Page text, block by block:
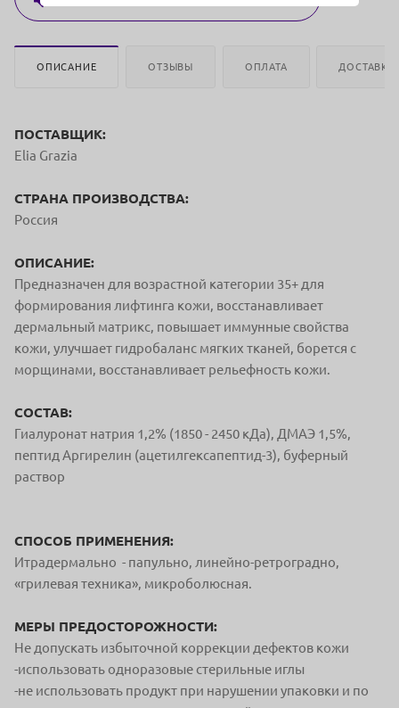
ОПИСАНИЕ ОТЗЫВЫ ОПЛАТА ДОСТАВКА
ПОСТАВЩИК:
Elia Grazia
СТРАНА ПРОИЗВОДСТВА:
Россия
ОПИСАНИЕ:
Предназначен для возрастной категории 35+ для
формирования лифтинга кожи, восстанавливает
дермальный матрикс, повышает иммунные свойства
кожи, улучшает гидробаланс мягких тканей, борется с
морщинами, восстанавливает рельефность кожи.
СОСТАВ:
Гиалуронат натрия 1,2% (1850 - 2450 кДа), ДМАЭ 1,5%,
пептид Аргирелин (ацетилгексапептид-3), буферный
раствор
СПОСОБ ПРИМЕНЕНИЯ:
Итрадермально - папульно, линейно-ретроградно,
«грилевая техника», микроболюсная.
МЕРЫ ПРЕДОСТОРОЖНОСТИ:
Не допускать избыточной коррекции дефектов кожи
-использовать одноразовые стерильные иглы
-не использовать продукт при нарушении упаковки и по